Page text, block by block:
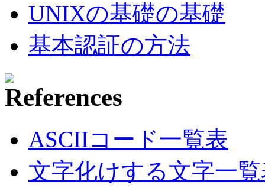
UNIXの基礎の基礎
基本認証の方法
ASCIIコード一覧表
文字化けする文字一